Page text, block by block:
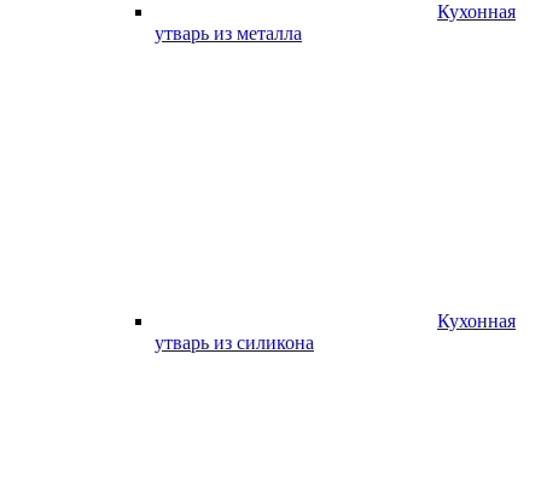
Кухонная
утварь из металла
Кухонная
утварь из силикона